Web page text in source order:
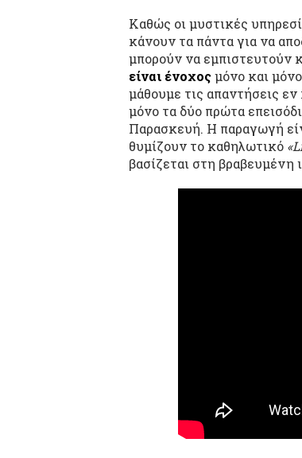
Καθώς οι μυστικές
κάνουν τα πάντα για να
μπορούν να εμπιστευτούν
είναι ένοχοςμόνο και
μάθουμε τις απαντήσεις
μόνο τα δύο πρώτα
Παρασκευή. Η παραγωγή
θυμίζουν το καθηλωτικό
βασίζεται στη βραβευμένη